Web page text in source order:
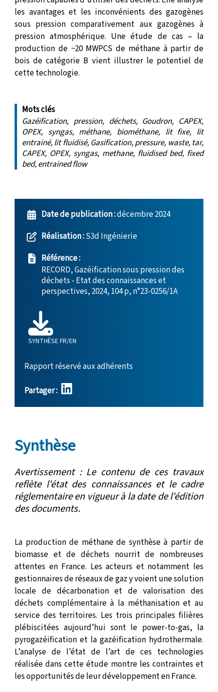
les avantages et les inconvénients des gazogènes
sous pression comparativement aux gazogènes à
pression atmosphérique. Une étude de cas – la
production de ~20 MWPCS de méthane à partir de
bois de catégorie B vient illustrer le potentiel de
cette technologie.
Mots clés
Gazéification, pression, déchets, Goudron, CAPEX,
OPEX, syngas, méthane, biométhane, lit fixe, lit
entrainé, lit fluidisé, Gasification, pressure, waste, tar,
CAPEX, OPEX, syngas, methane, fluidised bed, fixed
bed, entrained flow
Date de publication :décembre 2024
Réalisation :S3d Ingénierie
Référence :
RECORD, Gazéification sous pression des
déchets - Etat des connaissances et
perspectives, 2024, 104 p, n°23-0256/1A
SYNTHÈSE FR/EN
Rapport réservé aux adhérents
Partager :
Synthèse
Avertissement : Le contenu de ces travaux
reflète l'état des connaissances et le cadre
réglementaire en vigueur à la date de l'édition
des documents.
La production de méthane de synthèse à partir de
biomasse et de déchets nourrit de nombreuses
attentes en France. Les acteurs et notamment les
gestionnaires de réseaux de gaz y voient une solution
locale de décarbonation et de valorisation des
déchets complémentaire à la méthanisation et au
service des territoires. Les trois principales filières
plébiscitées aujourd’hui sont le power-to-gas, la
pyrogazéification et la gazéification hydrothermale.
L’analyse de l’état de l’art de ces technologies
réalisée dans cette étude montre les contraintes et
les opportunités de leur développement en France.